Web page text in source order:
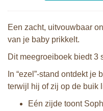
Een zacht, uitvouwbaar
van je baby prikkelt.
Dit meegroeiboek biedt 3
In “ezel”-stand ontdekt
terwijl hij of zij op de buik
Eén zijde toont